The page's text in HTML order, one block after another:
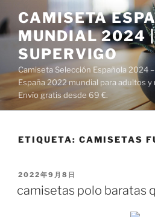
al
contenido
CAMISETA
MUNDIAL 2024 |
SUPERVIGO
Camiseta Selección Española 2024
España 2022 mundial para adultos y
Envío gratis desde 69 €.
ETIQUETA: CAMISETAS
PUBLICADO
2022年9月8日
camisetas polo baratas